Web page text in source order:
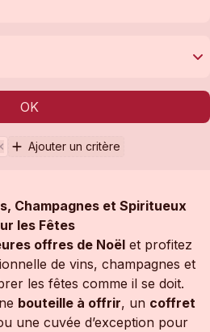
OK
Ajouter un critère
Champagnes et Spiritueux
les Fêtes
offres de Noël et profitez
de vins, champagnes et
les fêtes comme il se doit.
bouteille à offrir, un coffret
une cuvée d’exception pour